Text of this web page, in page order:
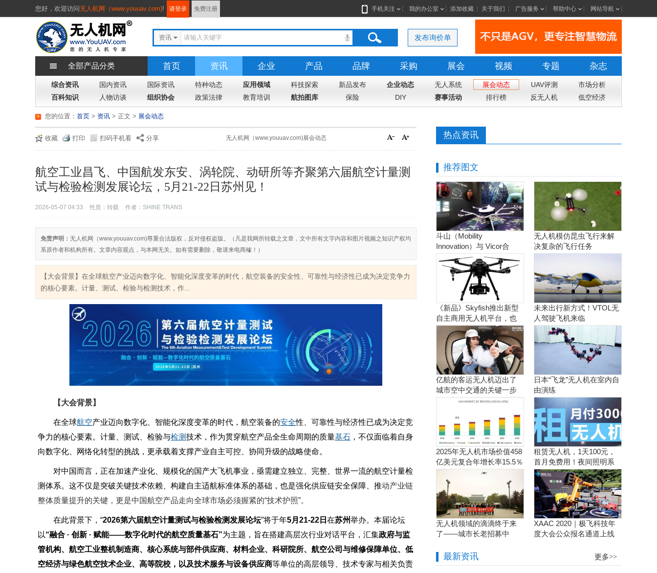
您好， 欢迎访问无人机网（www.youuav.com)! 请登录 免费注册 手机关注 我的办公室 添加收藏 关于我们 广告服务 帮助中心 网站导航
资讯 发布询价单
全部产品分类 首页 资讯 企业 产品 品牌 采购 展会 视频 专题 杂志
综合资讯 国内资讯 国际资讯 特种动态 应用领域 科技探索 新品发布 企业动态 无人系统 展会动态 UAV评测
市场分析
百科知识
人物访谈 组织协会 政策法律 教育培训 航拍图库 保险 DIY 赛事活动 排行榜 反无人机 低空经济
您的位置： 首页 > 资讯 > 展会动态
> 正文
收藏 打印 扫码手机看 分享 无人机网（www.youuav.com)展会动态
航空工业昌飞、中国航发东安、涡轮院、动研所等齐聚第六届航空计量测
试与检验检测发展论坛，5月21-22日苏州见！
2026-05-07 04:33 性质：转载 作者：SHINE TRANS
免责声明： 无人机网（www.youuav.com)尊重合法版权，反对侵权盗版。（凡是我网所转载之文章，文中所有文字内容和图片视频之知识产权均
系原作者和机构所有。文章内容观点，与本网无关。如有需要删除，敬请来电商榷！）
【大会背景】在全球航空产业迈向数字化、智能化深度变革的时代，航空装备的安全性、可靠性与经济性已成为决定竞争力
的核心要素。计量、测试、检验与检测技术，作...
【大会背景】
在全球航空产业迈向数字化、智能化深度变革的时代，航空装备的安全性、可靠性与经济性已成为决定竞
争力的核心要素。计量、测试、检验与检测技术，作为贯穿航空产品全生命周期的质量基石 ，不仅面临着自身
向数字化、网络化转型的挑战，更承载着支撑产业自主可控、协同升级的战略使命。
对中国而言，正在加速产业化、规模化的国产大飞机事业，亟需建立独立、完整、世界一流的航空计量检
测体系。这不仅是突破关键技术依赖、构建自主适航标准体系的基础，也是强化供应链安全保障、推动产业链
整体质量提升的关键，更是中国航空产品走向全球市场必须握紧的“技术护照”。
在此背景下，“2026第六届航空计量测试与检验检测发展论坛”将于年5月 21-22 日 在苏州举办。本届论坛
以“融合 · 创新 · 赋能——数字化时代的航空质量基石”为主题，旨在搭建高层次行业对话平台，汇集政府与监
管机构、航空工业整机制造商、核心系统与部件供应商、材料企业、科研院所、航空公司与维修保障单位、低
空经济与绿色航空技术企业、高等院校，以及技术服务与设备供应商等单位的高层领导、技术专家与相关负责
热点资讯
推荐图文
斗山（Mobility
Innovation）与 Vicor合
作。实现商用氢燃料电池
无人机
无人机模仿昆虫飞行来解
决复杂的飞行任务
《新品》Skyfish推出新型
自主商用无人机平台，也
可搭载Sony Alpha相机
未来出行新方式！VTOL无
人驾驶飞机来临
亿航的客运无人机迈出了
城市空中交通的关键一步
日本“飞龙”无人机在室内自
由演练
2025年无人机市场价值458
亿美元复合年增长率15.5％
租赁无人机，1天100元，
首月免费用！夜间照明系
统施工、抢险、应急救援
利器！
无人机领域的滴滴终于来
了——城市长老招募中
XAAC 2020｜极飞科技年
度大会公众报名通道上线
最新资讯 更多>>